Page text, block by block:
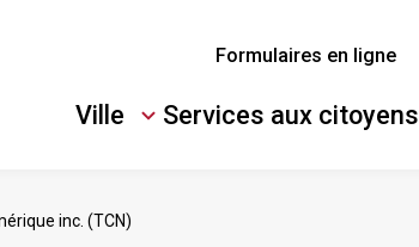
Formulaires en ligne
Ville
Ouvrir/Fermer
menu
Services aux citoyens
Ouvrir/Fermer
inc. (TCN)